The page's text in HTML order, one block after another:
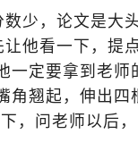
少，论文是大
让他看一下，提
一定要拿到老
角翘起，伸出
，问老师以后